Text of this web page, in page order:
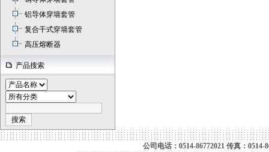
铝导体穿墙套管
复合干式穿墙套管
高压熔断器
产品搜索
公司电话：0514-86772021 传真：0514-